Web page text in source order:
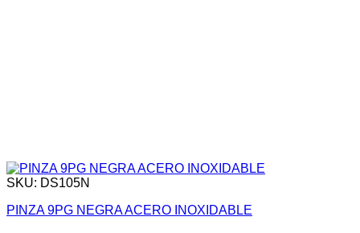
SKU: DS105N
PINZA 9PG NEGRA ACERO INOXIDABLE